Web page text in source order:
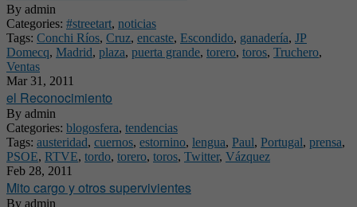
By admin
Categories: #streetart, noticias
Tags: Conchi Ríos, Cruz, encaste, Escondido, ganadería, JP
Domecq, Madrid, plaza, puerta grande, torero, toros, Truchero,
Ventas
Mar 31, 2011
el Reconocimiento
By admin
Categories: blogosfera, tendencias
Tags: austeridad, cuernos, estornino, lengua, Paul, Portugal, prensa,
PSOE, RTVE, tordo, torero, toros, Twitter, Vázquez
Feb 28, 2011
Mito cargo y otros supervivientes
By admin